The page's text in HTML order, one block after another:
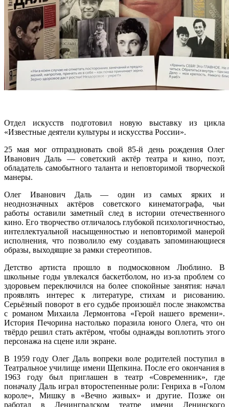
Отдел искусств подготовил новую выставку из цикла
«Известные деятели культуры и искусства России».
25 мая мог отпраздновать свой 85-й день рождения Олег
Иванович Даль — советский актёр театра и кино, поэт,
обладатель самобытного таланта и неповторимой творческой
манеры.
Олег Иванович Даль — один из самых ярких и
неоднозначных актёров советского кинематографа, чьи
работы оставили заметный след в истории отечественного
кино. Его творчество отличалось глубокой психологичностью,
интеллектуальной насыщенностью и неповторимой манерой
исполнения, что позволило ему создавать запоминающиеся
образы, выходящие за рамки стереотипов.
Детство артиста прошло в подмосковном Люблино. В
школьные годы увлекался баскетболом, но из-за проблем со
здоровьем переключился на более спокойные занятия: начал
проявлять интерес к литературе, стихам и рисованию.
Серьёзный поворот в его судьбе произошёл после знакомства
с романом Михаила Лермонтова «Герой нашего времени».
История Печорина настолько поразила юного Олега, что он
твёрдо решил стать актёром, чтобы однажды воплотить этого
персонажа на сцене или экране.
В 1959 году Олег Даль вопреки воле родителей поступил в
Театральное училище имени Щепкина. После его окончания в
1963 году был приглашен в театр «Современник», где
поначалу Даль играл второстепенные роли: Генриха в «Голом
короле», Мишку в «Вечно живых» и другие. Позже он
работал в Ленинградском театре имени Ленинского